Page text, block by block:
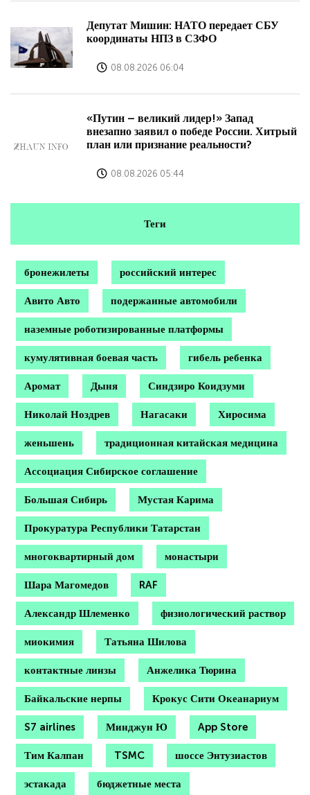
Депутат Мишин: НАТО передает СБУ
координаты НПЗ в СЗФО
08.08.2026 06:04
«Путин – великий лидер!» Запад
внезапно заявил о победе России. Хитрый
план или признание реальности?
08.08.2026 05:44
Теги
бронежилеты российский интерес
Авито Авто подержанные автомобили
наземные роботизированные платформы
кумулятивная боевая часть гибель ребенка
Аромат Дыня Синдзиро Коидзуми
Николай Ноздрев Нагасаки Хиросима
женьшень традиционная китайская медицина
Ассоциация Сибирское соглашение
Большая Сибирь Мустая Карима
Прокуратура Республики Татарстан
многоквартирный дом монастыри
Шара Магомедов RAF
Александр Шлеменко физиологический раствор
миокимия Татьяна Шилова
контактные линзы Анжелика Тюрина
Байкальские нерпы Крокус Сити Океанариум
S7 airlines Минджун Ю App Store
Тим Калпан TSMC шоссе Энтузиастов
эстакада бюджетные места